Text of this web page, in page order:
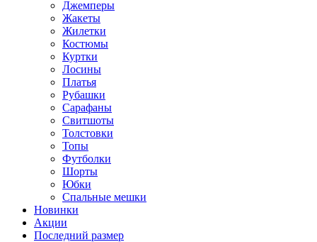
Джемперы
Жакеты
Жилетки
Костюмы
Куртки
Лосины
Платья
Рубашки
Сарафаны
Свитшоты
Толстовки
Топы
Футболки
Шорты
Юбки
Спальные мешки
Новинки
Акции
Последний размер